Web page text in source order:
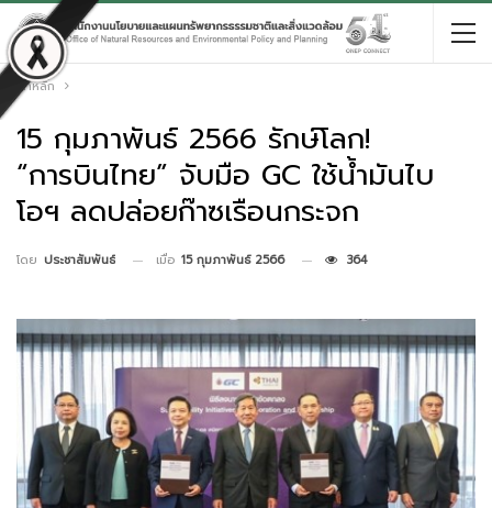
หน้าหลัก
15 กุมภาพันธ์ 2566 รักษ์โลก!
“การบินไทย” จับมือ GC ใช้น้ำมันไบ
โอฯ ลดปล่อยก๊าซเรือนกระจก
โดย ประชาสัมพันธ์ เมื่อ 15 กุมภาพันธ์ 2566 364